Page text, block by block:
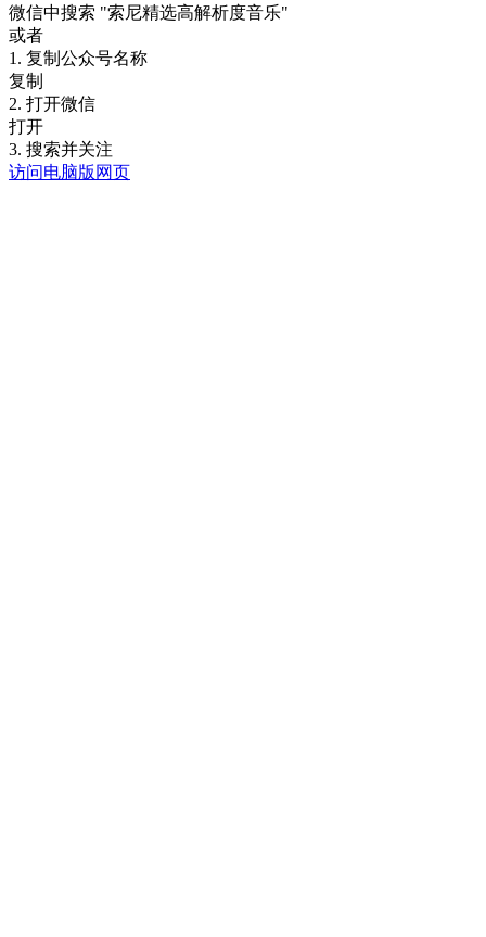
微信中搜索 "索尼精选高解析度音乐"
或者
1. 复制公众号名称
复制
2. 打开微信
打开
3. 搜索并关注
访问电脑版网页